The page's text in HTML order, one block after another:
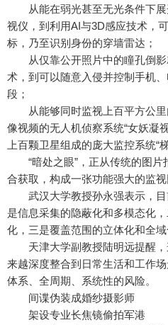
从能在弱光甚至无光条件下展
视仪，到利用AI与3D感应技术，
标，乃至识别身份的穿墙雷达；
从仅靠公开照片中的瞳孔倒影
术，到可以随意入侵并控制手机
段；
从能够同时监视上百平方公里
像视频的无人机侦察系统“女妖凝
上百颗卫星组成的庞大监控系统
“暗处之眼”，正从传统的图片
合获取，构成一张功能强大的监视
武汉大学教授孙永强表示，目
是信息采集的隐蔽化和多模态化
化，三是覆盖范围的立体化和全域
天津大学副教授陆明远提醒，
来越深度整合到日常生活和工作
体系、全周期、系统性的风险。
间谍伪装成婚纱摄影师
架设专业长焦镜偷拍军港